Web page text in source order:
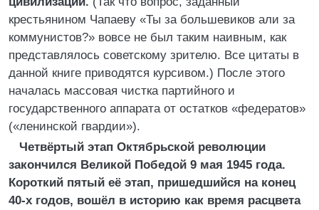
крестьянином Чапаеву «Ты за большевиков али за
коммунистов?» вовсе не был таким наивным, как
представлялось советскому зрителю. Все цитаты в
данной книге приводятся курсивом.) После этого
началась массовая чистка партийного и
государственного аппарата от остатков «федератов»
(«ленинской гвардии»).
Четвёртый этап Октябрьской революции
закончился Великой Победой 9 мая 1945 года.
Короткий пятый её этап, пришедшийся на конец
40-х годов, вошёл в историю как время расцвета